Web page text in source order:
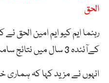
الحق
رہنما ایم کیو ایم امین الحق
کےآئندہ 3 سال میں نتائج سامنے آئیں گے۔
انہوں نے مزید کہا کہ